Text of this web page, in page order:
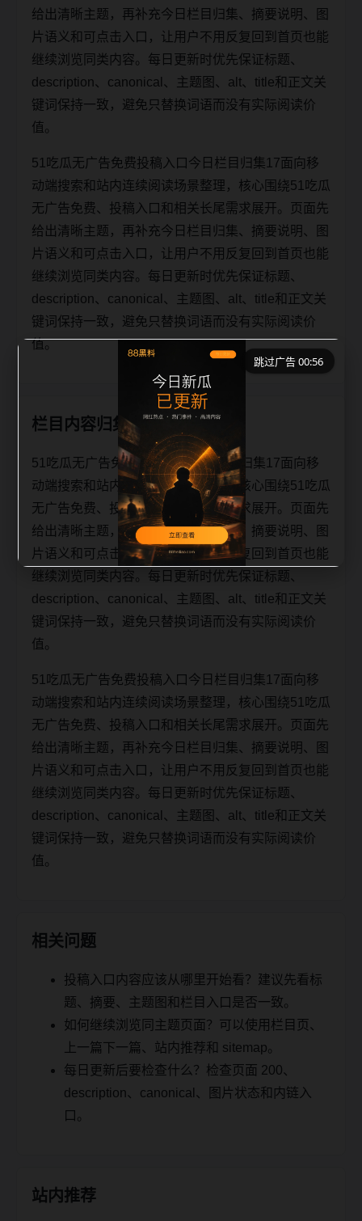
给出清晰主题，再补充今日栏目归集、摘要说明、图
片语义和可点击入口，让用户不用反复回到首页也能
继续浏览同类内容。每日更新时优先保证标题、
description、canonical、主题图、alt、title和正文关
键词保持一致，避免只替换词语而没有实际阅读价
值。
51吃瓜无广告免费投稿入口今日栏目归集17面向移
动端搜索和站内连续阅读场景整理，核心围绕51吃瓜
无广告免费、投稿入口和相关长尾需求展开。页面先
给出清晰主题，再补充今日栏目归集、摘要说明、图
片语义和可点击入口，让用户不用反复回到首页也能
继续浏览同类内容。每日更新时优先保证标题、
description、canonical、主题图、alt、title和正文关
键词保持一致，避免只替换词语而没有实际阅读价
值。
栏目内容归集
51吃瓜无广告免费投稿入口今日栏目归集17面向移
动端搜索和站内连续阅读场景整理，核心围绕51吃瓜
无广告免费、投稿入口和相关长尾需求展开。页面先
给出清晰主题，再补充今日栏目归集、摘要说明、图
片语义和可点击入口，让用户不用反复回到首页也能
继续浏览同类内容。每日更新时优先保证标题、
description、canonical、主题图、alt、title和正文关
键词保持一致，避免只替换词语而没有实际阅读价
值。
51吃瓜无广告免费投稿入口今日栏目归集17面向移
动端搜索和站内连续阅读场景整理，核心围绕51吃瓜
无广告免费、投稿入口和相关长尾需求展开。页面先
给出清晰主题，再补充今日栏目归集、摘要说明、图
片语义和可点击入口，让用户不用反复回到首页也能
继续浏览同类内容。每日更新时优先保证标题、
description、canonical、主题图、alt、title和正文关
键词保持一致，避免只替换词语而没有实际阅读价
值。
相关问题
投稿入口内容应该从哪里开始看？建议先看标
题、摘要、主题图和栏目入口是否一致。
如何继续浏览同主题页面？可以使用栏目页、
上一篇下一篇、站内推荐和 sitemap。
每日更新后要检查什么？检查页面 200、
description、canonical、图片状态和内链入
口。
站内推荐
跳过广告 00:56